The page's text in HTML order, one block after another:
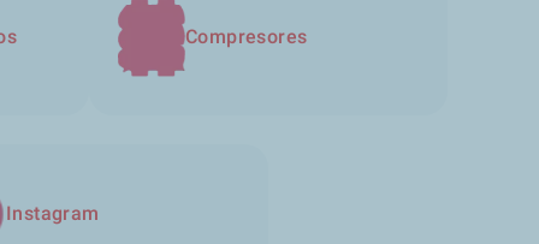
Compresores
Instagram